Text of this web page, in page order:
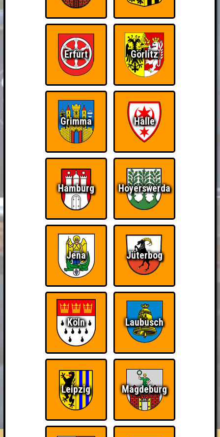
HIGHSCORE RESERVIERUNG
FAQ ÜBER UNS
Erfurt Görlitz
Grimma Halle
Hamburg Hoyerswerda
Jena Jüterbog
Köln Laubusch
Leipzig Magdeburg